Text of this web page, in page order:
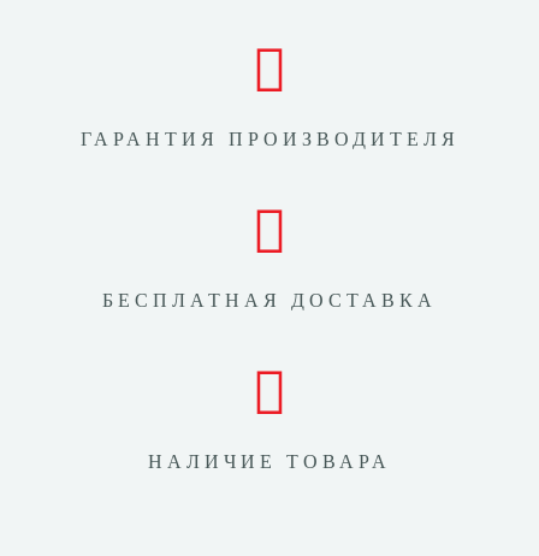
ГАРАНТИЯ ПРОИЗВОДИТЕЛЯ
БЕСПЛАТНАЯ ДОСТАВКА
НАЛИЧИЕ ТОВАРА